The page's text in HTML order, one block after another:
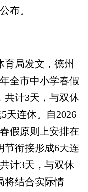
布。
局发文，德州
全市中小学春假
共计3天，与双休
天连休。自2026
假原则上安排在
节衔接形成6天连
计3天，与双休
将结合实际情